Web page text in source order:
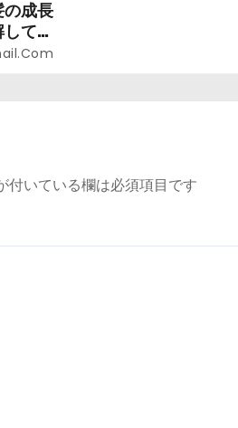
の成長
て、
ト！
付いている欄は必須項目です